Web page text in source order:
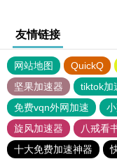
友情链接
网站地图 QuickQ
坚果加速器
tiktok加
免费vqn外网加速
旋风加速器
八戒看
十大免费加速神器